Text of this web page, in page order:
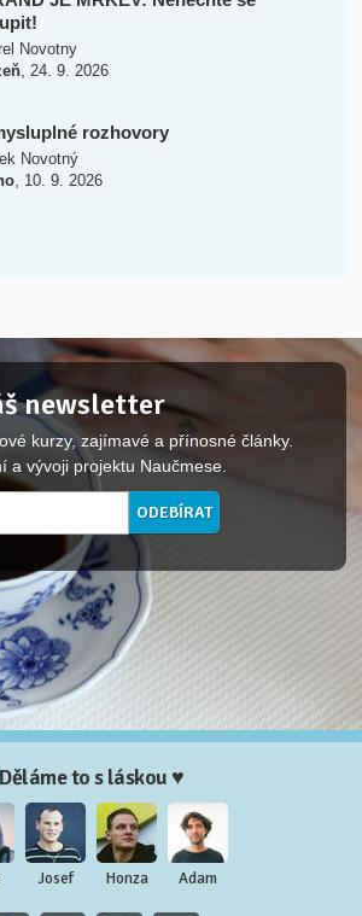
Novotny
, 24. 9. 2026
rozhovory
Novotný
, 10. 9. 2026
newsletter
kurzy, zajímavé a přínosné články.
a vývoji projektu Naučmese.
Děláme to s láskou ♥
Josef Honza Adam